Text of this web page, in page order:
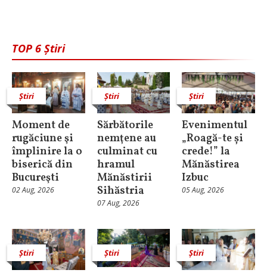
TOP 6 Știri
Știri
Moment de
rugăciune şi
împlinire la o
biserică din
Bucureşti
02 Aug, 2026
Știri
Sărbătorile
nemţene au
culminat cu
hramul
Mănăstirii
Sihăstria
07 Aug, 2026
Știri
Evenimentul
„Roagă-te și
crede!” la
Mănăstirea
Izbuc
05 Aug, 2026
Știri Știri Știri